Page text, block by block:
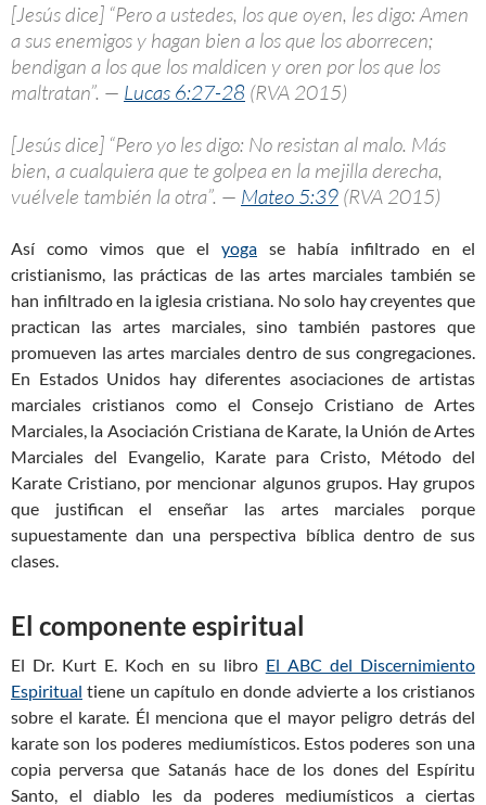
[Jesús dice] “Pero a ustedes, los que oyen, les digo: Amen
a sus enemigos y hagan bien a los que los aborrecen;
bendigan a los que los maldicen y oren por los que los
maltratan”. — Lucas 6:27-28 (RVA 2015)
[Jesús dice] “Pero yo les digo: No resistan al malo. Más
bien, a cualquiera que te golpea en la mejilla derecha,
vuélvele también la otra”. — Mateo 5:39 (RVA 2015)
Así como vimos que el yoga se había infiltrado en el
cristianismo, las prácticas de las artes marciales también se
han infiltrado en la iglesia cristiana. No solo hay creyentes que
practican las artes marciales, sino también pastores que
promueven las artes marciales dentro de sus congregaciones.
En Estados Unidos hay diferentes asociaciones de artistas
marciales cristianos como el Consejo Cristiano de Artes
Marciales, la Asociación Cristiana de Karate, la Unión de Artes
Marciales del Evangelio, Karate para Cristo, Método del
Karate Cristiano, por mencionar algunos grupos. Hay grupos
que justifican el enseñar las artes marciales porque
supuestamente dan una perspectiva bíblica dentro de sus
clases.
El componente espiritual
El Dr. Kurt E. Koch en su libro El ABC del Discernimiento
Espiritual tiene un capítulo en donde advierte a los cristianos
sobre el karate. Él menciona que el mayor peligro detrás del
karate son los poderes mediumísticos. Estos poderes son una
copia perversa que Satanás hace de los dones del Espíritu
Santo, el diablo les da poderes mediumísticos a ciertas